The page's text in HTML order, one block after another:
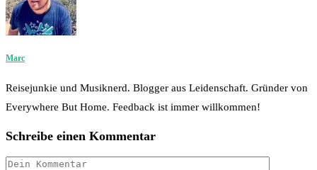
Marc
Reisejunkie und Musiknerd. Blogger aus Leidenschaft. Gründer von
Everywhere But Home. Feedback ist immer willkommen!
Schreibe einen Kommentar